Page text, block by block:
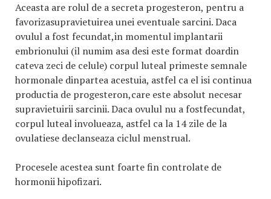
Aceasta are rolul de a secreta progesteron, pentru a
favorizasupravietuirea unei eventuale sarcini. Daca
ovulul a fost fecundat,in momentul implantarii
embrionului (il numim asa desi este format doardin
cateva zeci de celule) corpul luteal primeste semnale
hormonale dinpartea acestuia, astfel ca el isi continua
productia de progesteron,care este absolut necesar
supravietuirii sarcinii. Daca ovulul nu a fostfecundat,
corpul luteal involueaza, astfel ca la 14 zile de la
ovulatiese declanseaza ciclul menstrual.
Procesele acestea sunt foarte fin controlate de
hormonii hipofizari.